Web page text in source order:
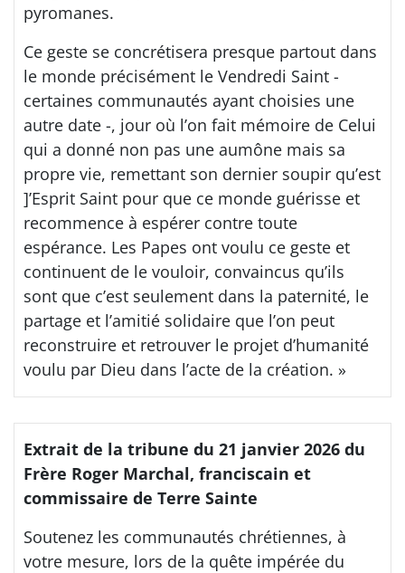
pyromanes.
Ce geste se concrétisera presque partout dans
le monde précisément le Vendredi Saint -
certaines communautés ayant choisies une
autre date -, jour où l’on fait mémoire de Celui
qui a donné non pas une aumône mais sa
propre vie, remettant son dernier soupir qu’est
]’Esprit Saint pour que ce monde guérisse et
recommence à espérer contre toute
espérance. Les Papes ont voulu ce geste et
continuent de le vouloir, convaincus qu’ils
sont que c’est seulement dans la paternité, le
partage et l’amitié solidaire que l’on peut
reconstruire et retrouver le projet d’humanité
voulu par Dieu dans l’acte de la création. »
Extrait de la tribune du 21 janvier 2026 du
Frère Roger Marchal, franciscain et
commissaire de Terre Sainte
Soutenez les communautés chrétiennes, à
votre mesure, lors de la quête impérée du